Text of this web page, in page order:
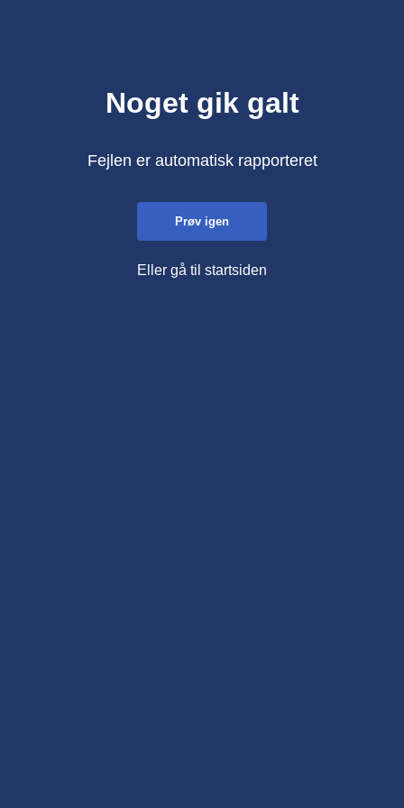
Noget gik galt
Fejlen er automatisk rapporteret
Prøv igen
Eller gå til startsiden